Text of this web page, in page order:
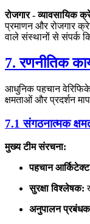
रोजगार - व्यावसायिक
प्रमाणन और रोजगार
वाले संस्थानों से संपर्क
7. रणनीतिक
आधुनिक पहचान
क्षमताओं और प्रदर्शन
7.1 संगठनात्मक
मुख्य टीम संरचना:
पहचान
सुरक्षा विश्लेषक:
अनुपालन